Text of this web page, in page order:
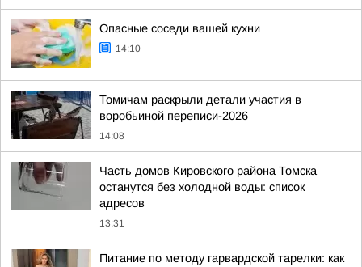
Опасные соседи вашей кухни
14:10
Томичам раскрыли детали участия в
воробьиной переписи-2026
14:08
Часть домов Кировского района Томска
останутся без холодной воды: список
адресов
13:31
Питание по методу гарвардской тарелки: как